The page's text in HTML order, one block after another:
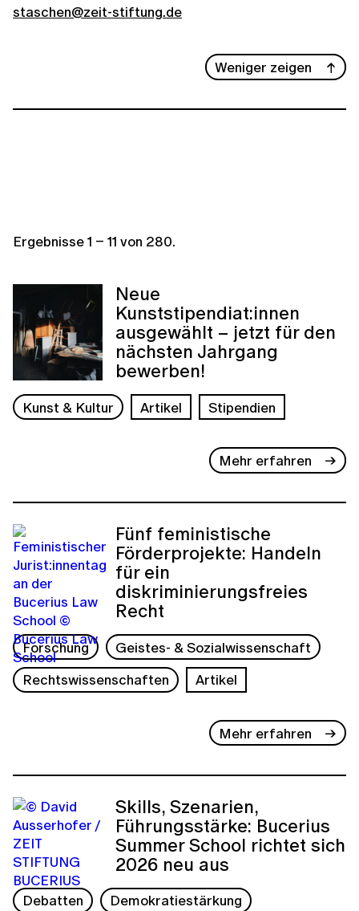
staschen@zeit-stiftung.de
Weniger zeigen
Ergebnisse1 – 11 von 280.
Neue
Kunststipendiat:innen
ausgewählt – jetzt für den
nächsten Jahrgang
bewerben!
Kunst & Kultur Artikel Stipendien
Mehr erfahren
Fünf feministische
Förderprojekte: Handeln
für ein
diskriminierungsfreies
Recht
Forschung
Geistes- & Sozialwissenschaft
Rechtswissenschaften
Artikel
Mehr erfahren
Skills, Szenarien,
Führungsstärke: Bucerius
Summer School richtet sich
2026 neu aus
Debatten Demokratiestärkung